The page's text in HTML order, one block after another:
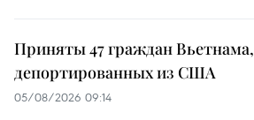
Приняты 47 граждан Вьетнама,
депортированных из США
05/08/2026 09:14